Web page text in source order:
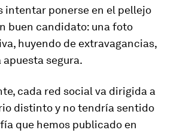
intentar ponerse en el pellejo
buen candidato: una foto
huyendo de extravagancias,
segura.
cada red social va dirigida a
distinto y no tendría sentido
que hemos publicado en